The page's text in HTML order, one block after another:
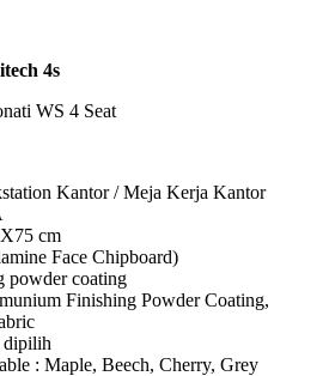
4s
Kantor / Meja Kerja Kantor
cm
Face Chipboard)
powder coating
Finishing Powder Coating,
dipilih
: Maple, Beech, Cherry, Grey